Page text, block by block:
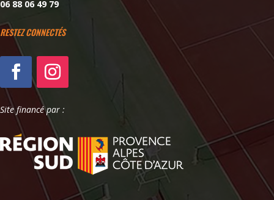
06 88 06 49 79
RESTEZ CONNECTÉS
Site financé par :